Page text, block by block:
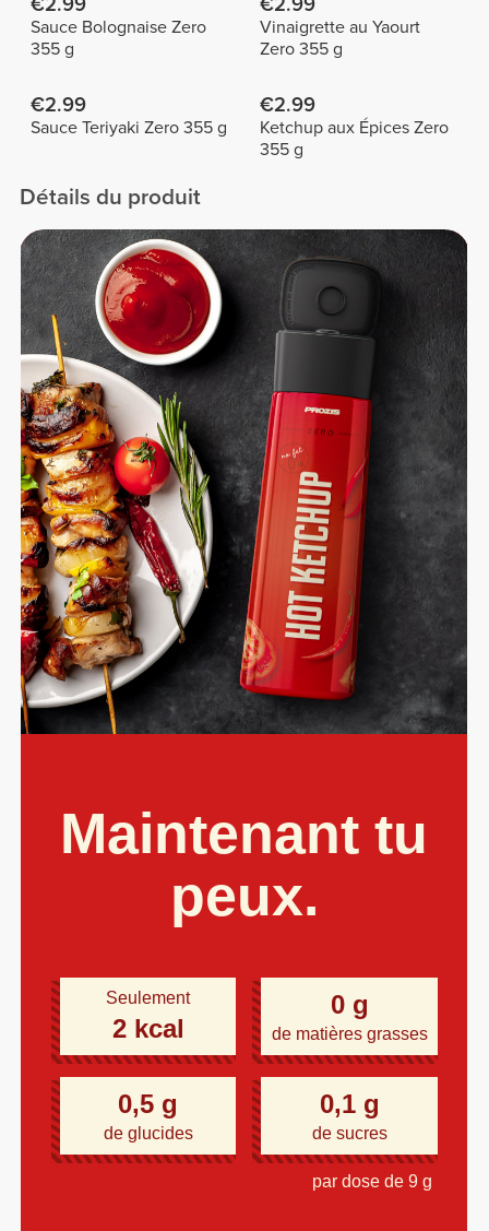
Sauce Bolognaise Zero
355 g
Vinaigrette au Yaourt
Zero 355 g
€2.99
Sauce Teriyaki Zero 355 g
€2.99
Ketchup aux Épices Zero
355 g
Détails du produit
Maintenant tu
peux.
Seulement
2 kcal
0 g
de matières grasses
0,5 g
de glucides
0,1 g
de sucres
par dose de 9 g